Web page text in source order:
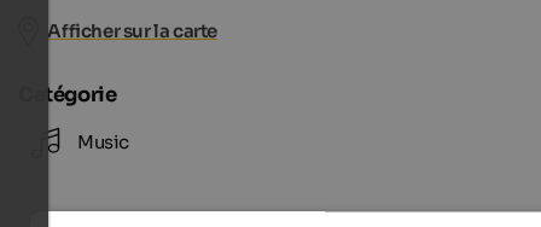
Afficher sur la carte
Catégorie
Music